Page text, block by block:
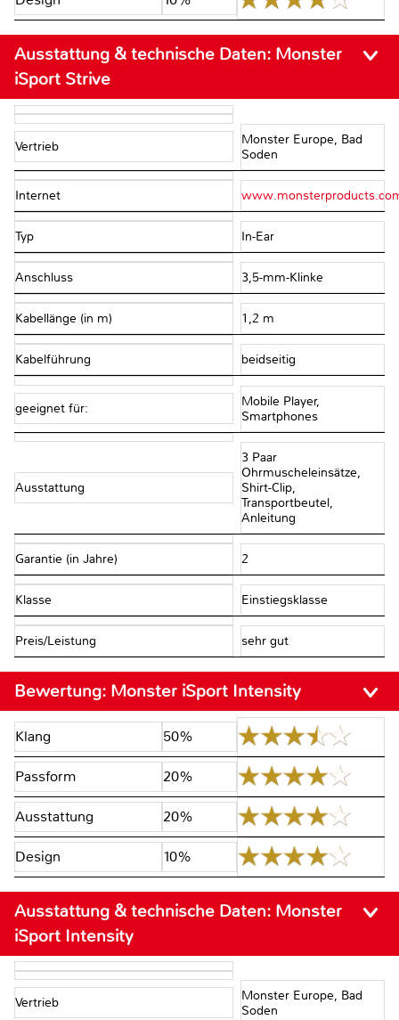
Ausstattung & technische Daten: Monster
iSport Strive
Vertrieb
Monster Europe, Bad
Soden
Internet
Typ In-Ear
Anschluss 3,5-mm-Klinke
Kabellänge (in m) 1,2 m
Kabelführung beidseitig
geeignet für:
Mobile Player,
Smartphones
Ausstattung
3 Paar
Ohrmuscheleinsätze,
Shirt-Clip,
Transportbeutel,
Anleitung
Garantie (in Jahre) 2
Klasse Einstiegsklasse
Preis/Leistung sehr gut
Bewertung: Monster iSport Intensity
Klang 50%
Passform 20%
Ausstattung 20%
Design 10%
Ausstattung & technische Daten: Monster
iSport Intensity
Vertrieb
Monster Europe, Bad
Soden